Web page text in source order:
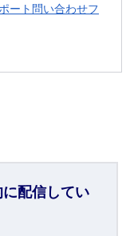
ート問い合わせフ
配信してい